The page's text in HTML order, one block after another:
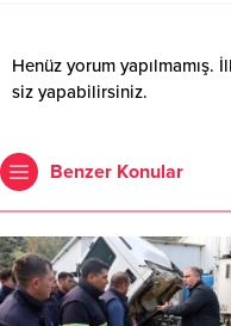
Henüz yorum yapılmamış.
siz yapabilirsiniz.
Benzer Konular